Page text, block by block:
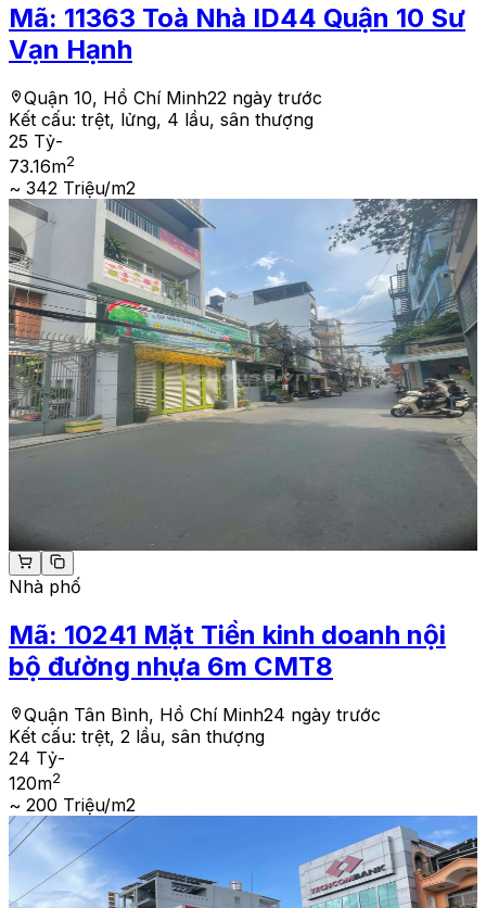
Mã: 11363 Toà Nhà ID44 Quận 10 Sư
Vạn Hạnh
Quận 10, Hồ Chí Minh22 ngày trước
Kết cấu: trệt, lửng, 4 lầu, sân thượng
25 Tỷ-
73.16m2
~ 342 Triệu/m2
Nhà phố
Mã: 10241 Mặt Tiền kinh doanh nội
bộ đường nhựa 6m CMT8
Quận Tân Bình, Hồ Chí Minh24 ngày trước
Kết cấu: trệt, 2 lầu, sân thượng
24 Tỷ-
120m2
~ 200 Triệu/m2